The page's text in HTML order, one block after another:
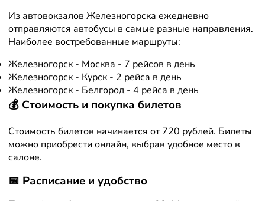
Из автовокзалов Железногорска ежедневно
отправляются автобусы в самые разные направления.
Наиболее востребованные маршруты:
Железногорск - Москва - 7 рейсов в день
Железногорск - Курск - 2 рейса в день
Железногорск - Белгород - 4 рейса в день
💰 Стоимость и покупка билетов
Стоимость билетов начинается от 720 рублей. Билеты
можно приобрести онлайн, выбрав удобное место в
салоне.
📅 Расписание и удобство